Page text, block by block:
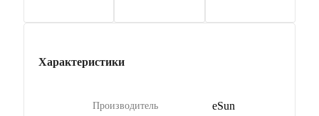
Характеристики
Производитель eSun